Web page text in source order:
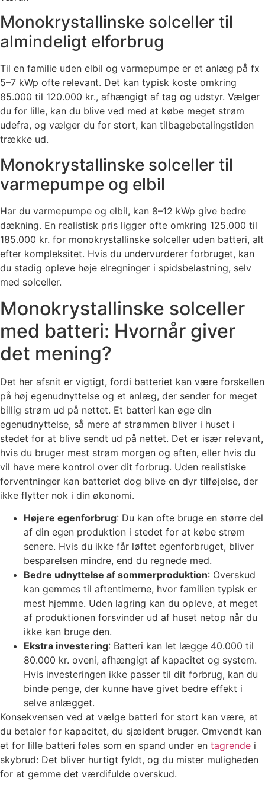
Monokrystallinske solceller til
almindeligt elforbrug
Til en familie uden elbil og varmepumpe er et anlæg på fx
5–7 kWp ofte relevant. Det kan typisk koste omkring
85.000 til 120.000 kr., afhængigt af tag og udstyr. Vælger
du for lille, kan du blive ved med at købe meget strøm
udefra, og vælger du for stort, kan tilbagebetalingstiden
trække ud.
Monokrystallinske solceller til
varmepumpe og elbil
Har du varmepumpe og elbil, kan 8–12 kWp give bedre
dækning. En realistisk pris ligger ofte omkring 125.000 til
185.000 kr. for monokrystallinske solceller uden batteri, alt
efter kompleksitet. Hvis du undervurderer forbruget, kan
du stadig opleve høje elregninger i spidsbelastning, selv
med solceller.
Monokrystallinske solceller
med batteri: Hvornår giver
det mening?
Det her afsnit er vigtigt, fordi batteriet kan være forskellen
på høj egenudnyttelse og et anlæg, der sender for meget
billig strøm ud på nettet. Et batteri kan øge din
egenudnyttelse, så mere af strømmen bliver i huset i
stedet for at blive sendt ud på nettet. Det er især relevant,
hvis du bruger mest strøm morgen og aften, eller hvis du
vil have mere kontrol over dit forbrug. Uden realistiske
forventninger kan batteriet dog blive en dyr tilføjelse, der
ikke flytter nok i din økonomi.
Højere egenforbrug: Du kan ofte bruge en større del
af din egen produktion i stedet for at købe strøm
senere. Hvis du ikke får løftet egenforbruget, bliver
besparelsen mindre, end du regnede med.
Bedre udnyttelse af sommerproduktion: Overskud
kan gemmes til aftentimerne, hvor familien typisk er
mest hjemme. Uden lagring kan du opleve, at meget
af produktionen forsvinder ud af huset netop når du
ikke kan bruge den.
Ekstra investering: Batteri kan let lægge 40.000 til
80.000 kr. oveni, afhængigt af kapacitet og system.
Hvis investeringen ikke passer til dit forbrug, kan du
binde penge, der kunne have givet bedre effekt i
selve anlægget.
Konsekvensen ved at vælge batteri for stort kan være, at
du betaler for kapacitet, du sjældent bruger. Omvendt kan
et for lille batteri føles som en spand under en tagrende i
skybrud: Det bliver hurtigt fyldt, og du mister muligheden
for at gemme det værdifulde overskud.